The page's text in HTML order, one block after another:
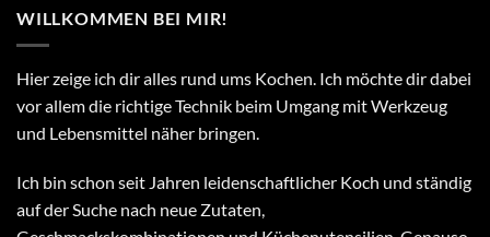
WILLKOMMEN BEI MIR!
Hier zeige ich dir alles rund ums Kochen. Ich möchte dir dabei
vor allem die richtige Technik beim Umgang mit Werkzeug
und Lebensmittel näher bringen.
Ich bin schon seit Jahren leidenschaftlicher Koch und ständig
auf der Suche nach neue Zutaten,